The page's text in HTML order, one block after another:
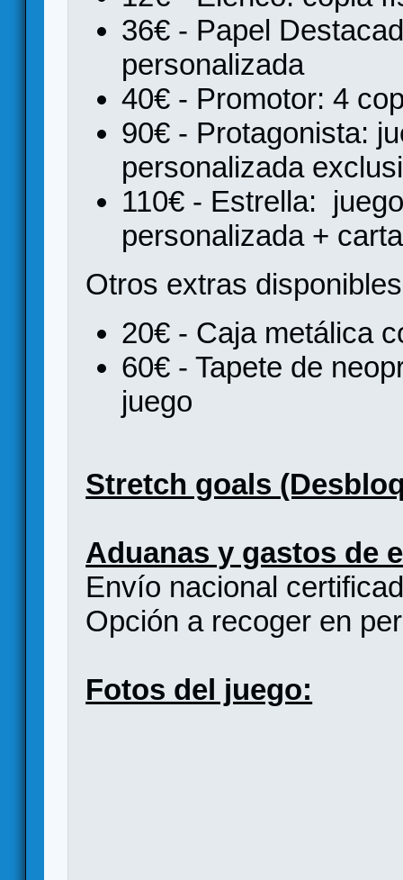
36€ - Papel
personalizada
40€ - Promotor: 4
90€ - Protagonista:
personalizada
110€ - Estrella:
personalizada +
Otros extras
20€ - Caja metálica
60€ - Tapete de
juego
Stretch goals
Aduanas y gastos de
Envío nacional
Opción a recoger en
Fotos del juego: